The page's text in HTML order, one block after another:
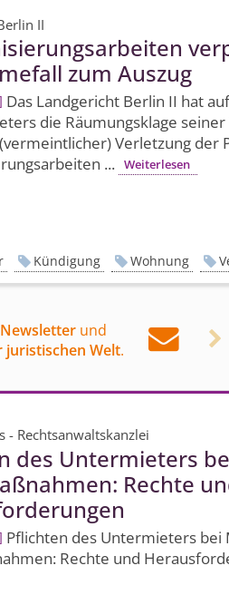
II
zum Auszug
Das Landgericht Berlin II hat
die Räumungsklage
Verletzung der
... Weiterlesen
Kündigung Wohnung
und
juristischen Welt.  
- Rechtsanwaltskanzlei
des Untermieters
Rechte
Pflichten des Untermieters
Rechte und